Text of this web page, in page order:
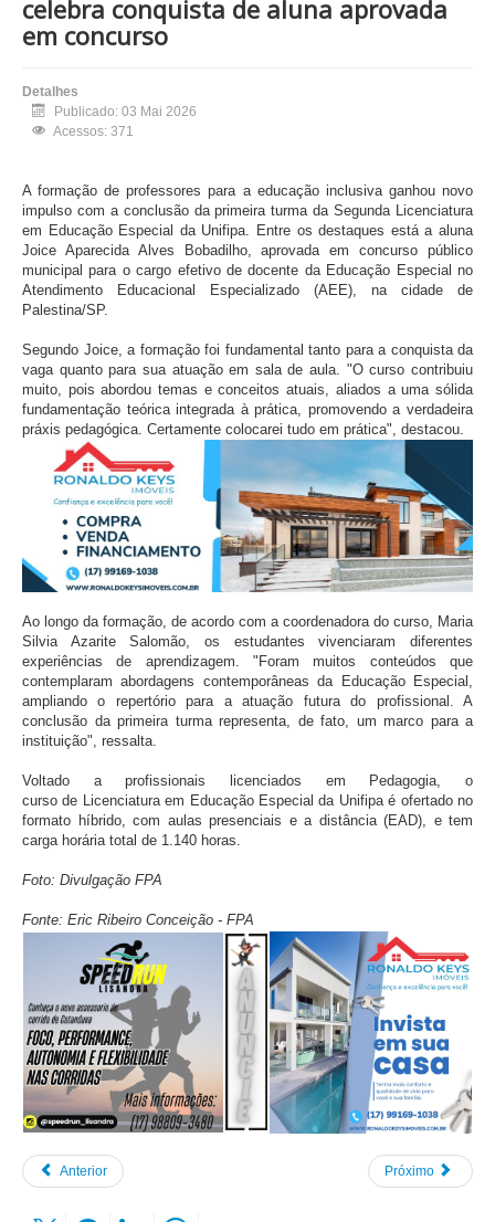
celebra conquista de aluna aprovada
em concurso
Detalhes
Publicado: 03 Mai 2026
Acessos: 371
A formação de professores para a educação inclusiva ganhou novo
impulso com a conclusão da primeira turma da Segunda Licenciatura
em Educação Especial da Unifipa. Entre os destaques está a aluna
Joice Aparecida Alves Bobadilho, aprovada em concurso público
municipal para o cargo efetivo de docente da Educação Especial no
Atendimento Educacional Especializado (AEE), na cidade de
Palestina/SP.
Segundo Joice, a formação foi fundamental tanto para a conquista da
vaga quanto para sua atuação em sala de aula. "O curso contribuiu
muito, pois abordou temas e conceitos atuais, aliados a uma sólida
fundamentação teórica integrada à prática, promovendo a verdadeira
práxis pedagógica. Certamente colocarei tudo em prática", destacou.
Ao longo da formação, de acordo com a coordenadora do curso, Maria
Silvia Azarite Salomão, os estudantes vivenciaram diferentes
experiências de aprendizagem. "Foram muitos conteúdos que
contemplaram abordagens contemporâneas da Educação Especial,
ampliando o repertório para a atuação futura do profissional. A
conclusão da primeira turma representa, de fato, um marco para a
instituição", ressalta.
Voltado a profissionais licenciados em Pedagogia, o
curso de Licenciatura em Educação Especial da Unifipa é ofertado no
formato híbrido, com aulas presenciais e a distância (EAD), e tem
carga horária total de 1.140 horas.
Foto: Divulgação FPA
Fonte: Eric Ribeiro Conceição - FPA
Anterior Próximo